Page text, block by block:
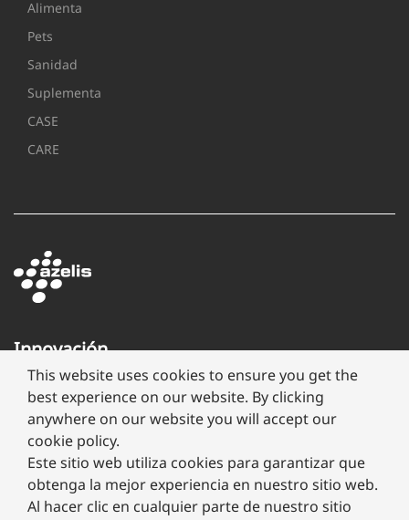
Alimenta
Pets
Sanidad
Suplementa
CASE
CARE
Innovación
través
de
formulación
This website uses cookies to ensure you get the
best experience on our website. By clicking
anywhere on our website you will accept our
cookie policy.
Este sitio web utiliza cookies para garantizar que
obtenga la mejor experiencia en nuestro sitio web.
Al hacer clic en cualquier parte de nuestro sitio